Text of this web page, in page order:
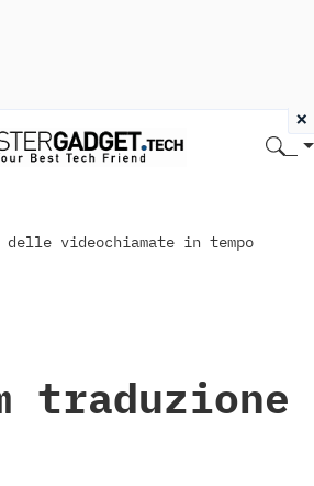
delle videochiamate in tempo
traduzione
×